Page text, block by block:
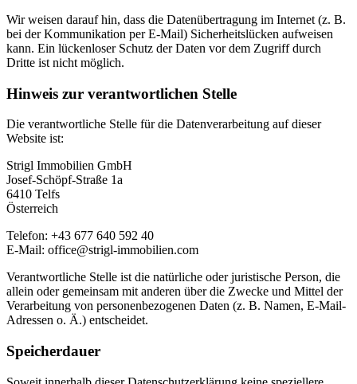
Wir weisen darauf hin, dass die Datenübertragung im Internet (z. B.
bei der Kommunikation per E-Mail) Sicherheitslücken aufweisen
kann. Ein lückenloser Schutz der Daten vor dem Zugriff durch
Dritte ist nicht möglich.
Hinweis zur verantwortlichen Stelle
Die verantwortliche Stelle für die Datenverarbeitung auf dieser
Website ist:
Strigl Immobilien GmbH
Josef-Schöpf-Straße 1a
6410 Telfs
Österreich
Telefon: +43 677 640 592 40
E-Mail: office@strigl-immobilien.com
Verantwortliche Stelle ist die natürliche oder juristische Person, die
allein oder gemeinsam mit anderen über die Zwecke und Mittel der
Verarbeitung von personenbezogenen Daten (z. B. Namen, E-Mail-
Adressen o. Ä.) entscheidet.
Speicherdauer